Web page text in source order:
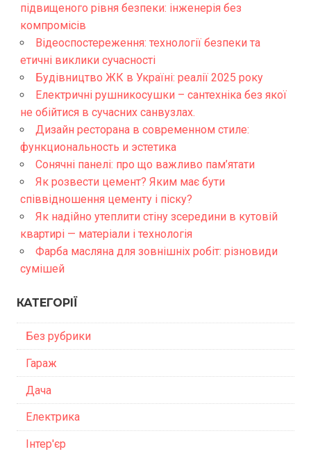
підвищеного рівня безпеки: інженерія без
компромісів
Відеоспостереження: технології безпеки та
етичні виклики сучасності
Будівництво ЖК в Україні: реалії 2025 року
Електричні рушникосушки – сантехніка без якої
не обійтися в сучасних санвузлах.
Дизайн ресторана в современном стиле:
функциональность и эстетика
Сонячні панелі: про що важливо пам’ятати
Як розвести цемент? Яким має бути
співвідношення цементу і піску?
Як надійно утеплити стіну зсередини в кутовій
квартирі — матеріали і технологія
Фарба масляна для зовнішніх робіт: різновиди
сумішей
КАТЕГОРІЇ
Без рубрики
Гараж
Дача
Електрика
Інтер'єр